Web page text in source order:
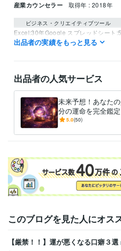
産業カウンセラー 取得年 : 2018年
ビジネス・クリエイティブツール
Excel:30年Google スプレッドシート
Keynote:5年PowerPoint:25年 Word:28
占い 開運術、四柱推命、数秘術、風水
占い業界 数秘術 性格 仕事 恋愛
出品者の実績をもっと見る
出品者の人気サービス
未来予想！あなた
分の運命を完全鑑
0000字・50ページ
5.0(50)
このブログを見た人にオス
【厳禁！！】運が悪くなる口癖３選